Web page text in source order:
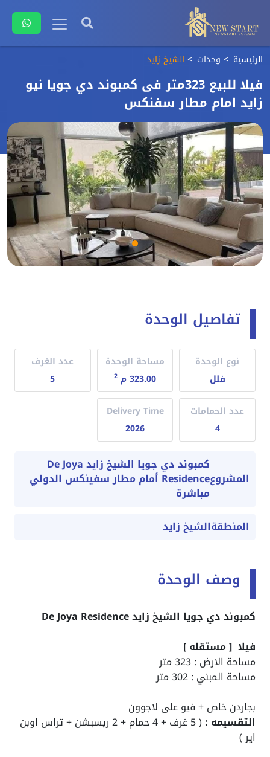
الرئيسية وحدات الشيخ زايد
فيلا للبيع 323متر فى كمبوند دي جويا نيو
زايد امام مطار سفنكس
تفاصيل الوحدة
نوع الوحدة
فلل
مساحة الوحدة
323.00 م
2
عدد الغرف
5
عدد الحمامات
4
Delivery Time
2026
المشروع
كمبوند دي جويا الشيخ زايد De Joya
Residence أمام مطار سفينكس الدولي
مباشرة
المنطقةالشيخ زايد
وصف الوحدة
كمبوند دي جويا الشيخ زايد De Joya Residence
فيلا [ مستقله ]
مساحة الارض : 323 متر
مساحة المبني : 302 متر
بجاردن خاص + فيو على لاجوون
التقسيمه :
( 5 غرف + 4 حمام + 2 ريسبشن + تراس اوبن
اير )